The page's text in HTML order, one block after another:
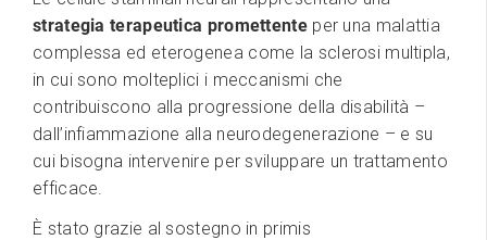
strategia terapeutica promettenteper una malattia
complessa ed eterogenea come la sclerosi multipla,
in cui sono molteplici i meccanismi che
contribuiscono alla progressione della disabilità –
dall’infiammazione alla neurodegenerazione – e su
cui bisogna intervenire per sviluppare un trattamento
efficace.
È stato grazie al sostegno in primis